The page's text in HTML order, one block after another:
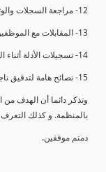
12- مراجعة السجلات والوثائق.
13- المقابلات مع الموظفين ومراقبة الانشطة والمرافق.
14- تسجيلات الأدلة أثناء التدقيق.
15- نصائح هامة لتدقيق ناجح.
وتذكر دائما أن الهدف
بالمنظمة. و كذلك
دمتم موفقين.